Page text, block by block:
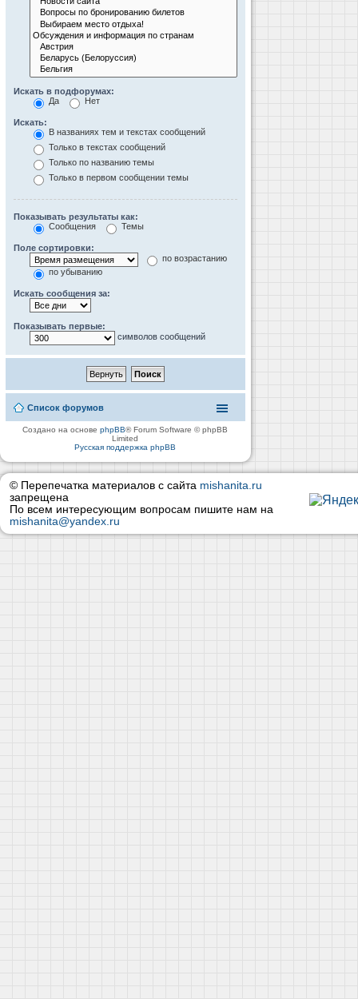
Искать в подфорумах:
Да
Нет
Искать:
В названиях тем и текстах сообщений
Только в текстах сообщений
Только по названию темы
Только в первом сообщении темы
Показывать результаты как:
Сообщения
Темы
Поле сортировки:
по возрастанию
по убыванию
Искать сообщения за:
Показывать первые:
символов сообщений
Список форумов
Создано на основеphpBB® Forum Software © phpBB
Limited
Русская поддержка phpBB
© Перепечатка материалов с сайта mishanita.ru
запрещена
По всем интересующим вопросам пишите нам на
mishanita@yandex.ru